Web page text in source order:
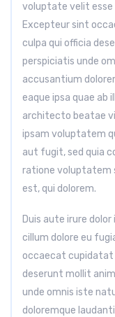
voluptate velit esse
Excepteur sint
culpa qui officia
perspiciatis unde
accusantium
eaque ipsa quae
architecto beatae
ipsam voluptatem
aut fugit, sed quia
ratione voluptatem
est, qui dolorem.
Duis aute irure
cillum dolore eu
occaecat cupidatat
deserunt mollit
unde omnis iste
doloremque